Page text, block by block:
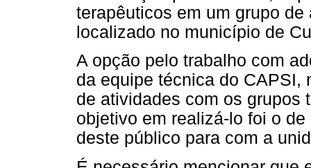
terapêuticos em um grupo
localizado no município de
A opção pelo trabalho com
da equipe técnica do CAPSI,
de atividades com os grupos
objetivo em realizá-lo foi o
deste público para com a